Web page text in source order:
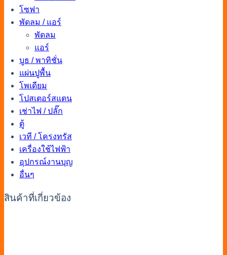
โซฟา
พัดลม / แอร์
พัดลม
แอร์
บูธ / พาทิชั่น
แผ่นปูพื้น
โพเดียม
โปสเตอร์สแตน
เช่าไฟ / ปลั๊ก
ตู้
เวที / โครงทรัส
เครื่องใช้ไฟฟ้า
อุปกรณ์งานบุญ
อื่นๆ
สินค้าที่เกี่ยวข้อง